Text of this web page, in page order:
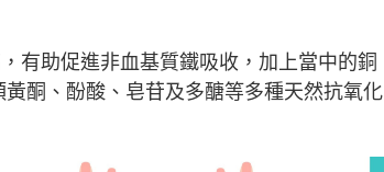
有助促進非血基質鐵吸收，加上當中的銅
酮、酚酸、皂苷及多醣等多種天然抗氧化